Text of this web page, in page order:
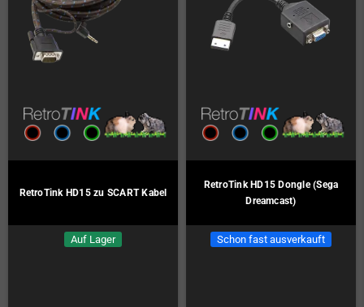
RetroTink HD15 zu SCART Kabel
Auf Lager
RetroTink HD15 Dongle (Sega
Dreamcast)
Schon fast ausverkauft